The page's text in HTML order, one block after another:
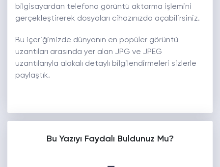
bilgisayardan telefona görüntü aktarma işlemini
gerçekleştirerek dosyaları cihazınızda açabilirsiniz.
Bu içeriğimizde dünyanın en popüler görüntü
uzantıları arasında yer alan JPG ve JPEG
uzantılarıyla alakalı detaylı bilgilendirmeleri sizlerle
paylaştık.
Bu Yazıyı Faydalı Buldunuz Mu?